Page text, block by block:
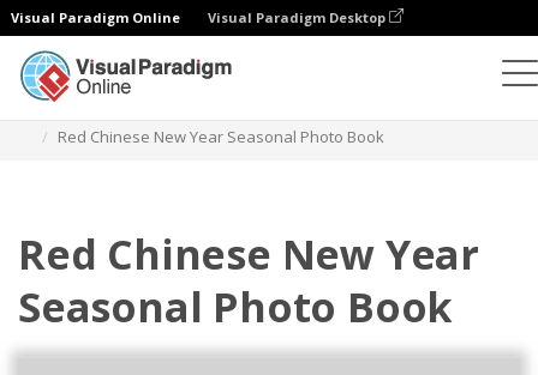
Visual Paradigm Online Visual Paradigm Desktop
Red Chinese New Year Seasonal Photo Book
Red Chinese New Year
Seasonal Photo Book